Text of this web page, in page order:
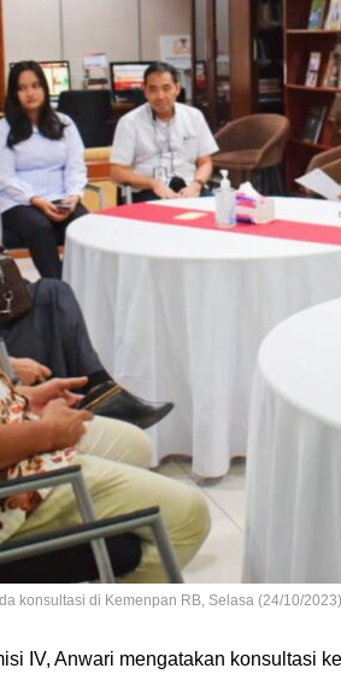
konsultasi di Kemenpan RB, Selasa (24/10/
IV, Anwari mengatakan konsultasi